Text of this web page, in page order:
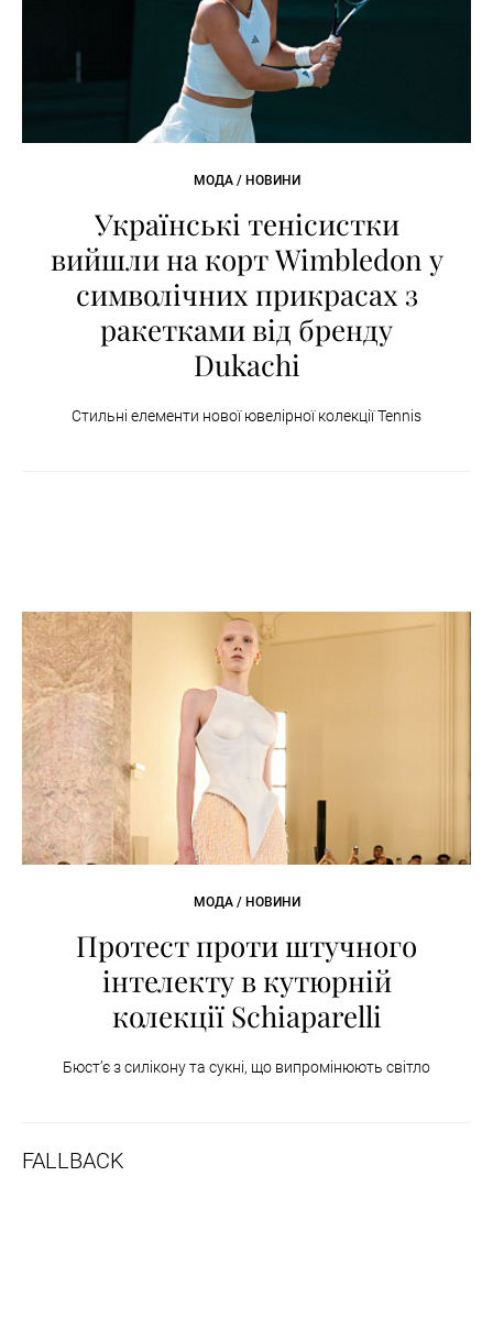
МОДА / НОВИНИ
Українські тенісистки
вийшли на корт Wimbledon у
символічних прикрасах з
ракетками від бренду
Dukachi
Стильні елементи нової ювелірної колекції Tennis
МОДА / НОВИНИ
Протест проти штучного
інтелекту в кутюрній
колекції Schiaparelli
Бюст’є з силікону та сукні, що випромінюють світло
FALLBACK